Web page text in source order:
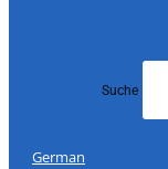
Suche
German